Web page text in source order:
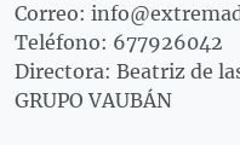
Correo:
Teléfono: 677926042
Directora: Beatriz de
GRUPO VAUBÁN